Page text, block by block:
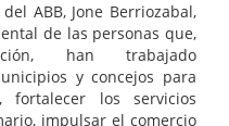
ABB, Jone Berriozabal,
de las personas que,
han trabajado
y concejos para
fortalecer los servicios
impulsar el comercio